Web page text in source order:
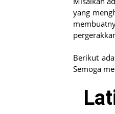
yang
Berikut
Semoga